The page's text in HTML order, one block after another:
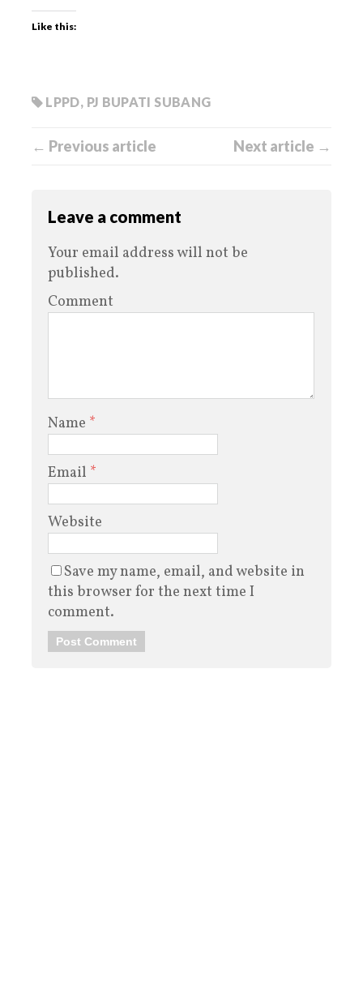
Like this:
LPPD, PJ BUPATI SUBANG
← Previous article Next article →
Leave a comment
Your email address will not be
published.
Comment
Name *
Email *
Website
Save my name, email, and website in
this browser for the next time I
comment.